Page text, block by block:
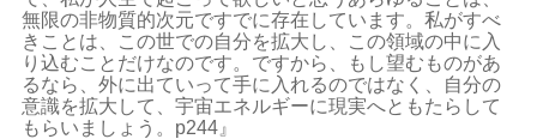
無限の非物質的次元ですでに存在しています。私がすべ
きことは、この世での自分を拡大し、この領域の中に入
り込むことだけなのです。ですから、もし望むものがあ
るなら、外に出ていって手に入れるのではなく、自分の
意識を拡大して、宇宙エネルギーに現実へともたらして
もらいましょう。p244』